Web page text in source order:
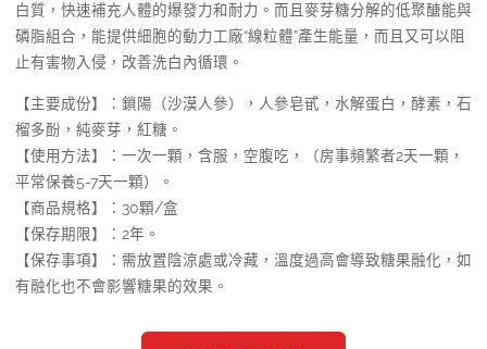
白質，快速補充人體的爆發力和耐力。而且麥芽糖分解的低聚醣能與
磷脂組合，能提供細胞的動力工廠“線粒體”產生能量，而且又可以阻
止有害物入侵，改善洗白內循環。
【主要成份】：鎖陽（沙漠人參），人參皂甙，水解蛋白，酵素，石
榴多酚，純麥芽，紅糖。
【使用方法】：一次一顆，含服，空腹吃，（房事頻繁者2天一顆，
平常保養5-7天一顆）。
【商品規格】：30顆/盒
【保存期限】：2年。
【保存事項】：需放置陰涼處或冷藏，溫度過高會導致糖果融化，如
有融化也不會影響糖果的效果。